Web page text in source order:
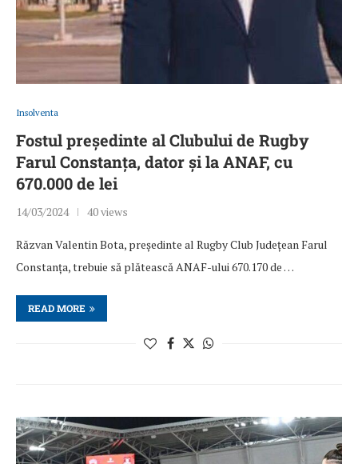
Insolventa
Fostul președinte al Clubului de Rugby
Farul Constanța, dator și la ANAF, cu
670.000 de lei
14/03/2024 40 views
Răzvan Valentin Bota, președinte al Rugby Club Județean Farul
Constanța, trebuie să plătească ANAF-ului 670.170 de …
READ MORE